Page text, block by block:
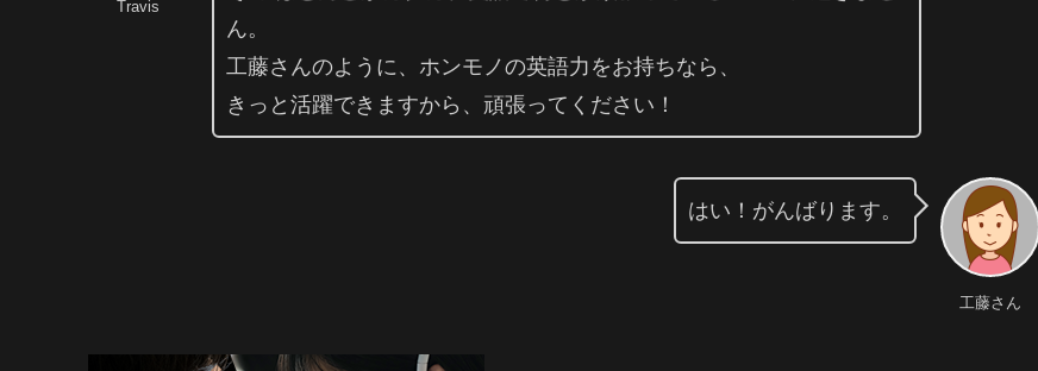
Travis
ん。
工藤さんのように、ホンモノの英語力をお持ちなら、
きっと活躍できますから、頑張ってください！
工藤さん
はい！がんばります。